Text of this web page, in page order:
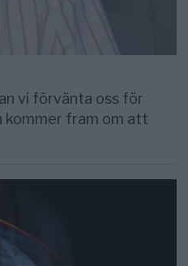
vi förvänta oss för
kommer fram om att